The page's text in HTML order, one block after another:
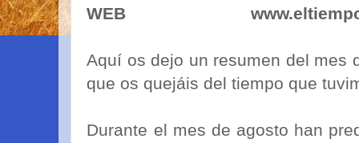
WEB
Aquí os dejo un resumen del mes
que os quejáis del tiempo que
Durante el mes de agosto han